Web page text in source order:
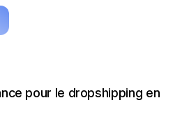
blanche !
pour le dropshipping en